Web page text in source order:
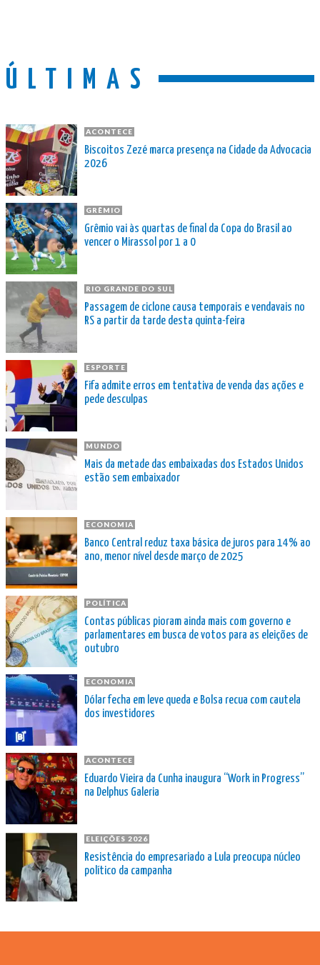
ÚLTIMAS
ACONTECE
Biscoitos Zezé marca presença na Cidade da Advocacia
2026
GRÊMIO
Grêmio vai às quartas de final da Copa do Brasil ao
vencer o Mirassol por 1 a 0
RIO GRANDE DO SUL
Passagem de ciclone causa temporais e vendavais no
RS a partir da tarde desta quinta-feira
ESPORTE
Fifa admite erros em tentativa de venda das ações e
pede desculpas
MUNDO
Mais da metade das embaixadas dos Estados Unidos
estão sem embaixador
ECONOMIA
Banco Central reduz taxa básica de juros para 14% ao
ano, menor nível desde março de 2025
POLÍTICA
Contas públicas pioram ainda mais com governo e
parlamentares em busca de votos para as eleições de
outubro
ECONOMIA
Dólar fecha em leve queda e Bolsa recua com cautela
dos investidores
ACONTECE
Eduardo Vieira da Cunha inaugura “Work in Progress”
na Delphus Galeria
ELEIÇÕES 2026
Resistência do empresariado a Lula preocupa núcleo
político da campanha